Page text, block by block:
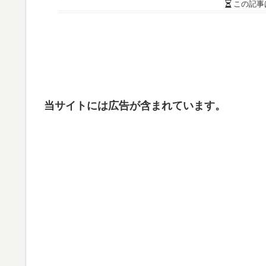
この記事
当サイトには広告が含まれています。